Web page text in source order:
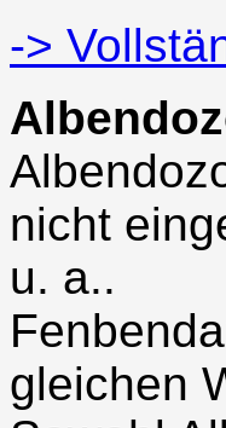
->
nicht
u. a..
gleichen